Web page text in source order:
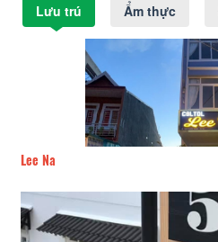
Lưu trú Ẩm thực
Lee Na